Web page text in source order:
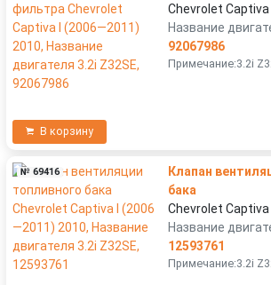
Chevrolet
Название
92067986
Примечание:3.2i
В корзину
№ 69416
Клапан
бака
Chevrolet
Название
12593761
Примечание:3.2i